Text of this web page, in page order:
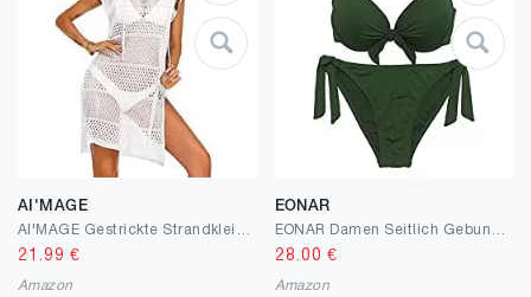
AI'MAGE
21.99 €
Amazon
EONAR
28.00 €
Amazon